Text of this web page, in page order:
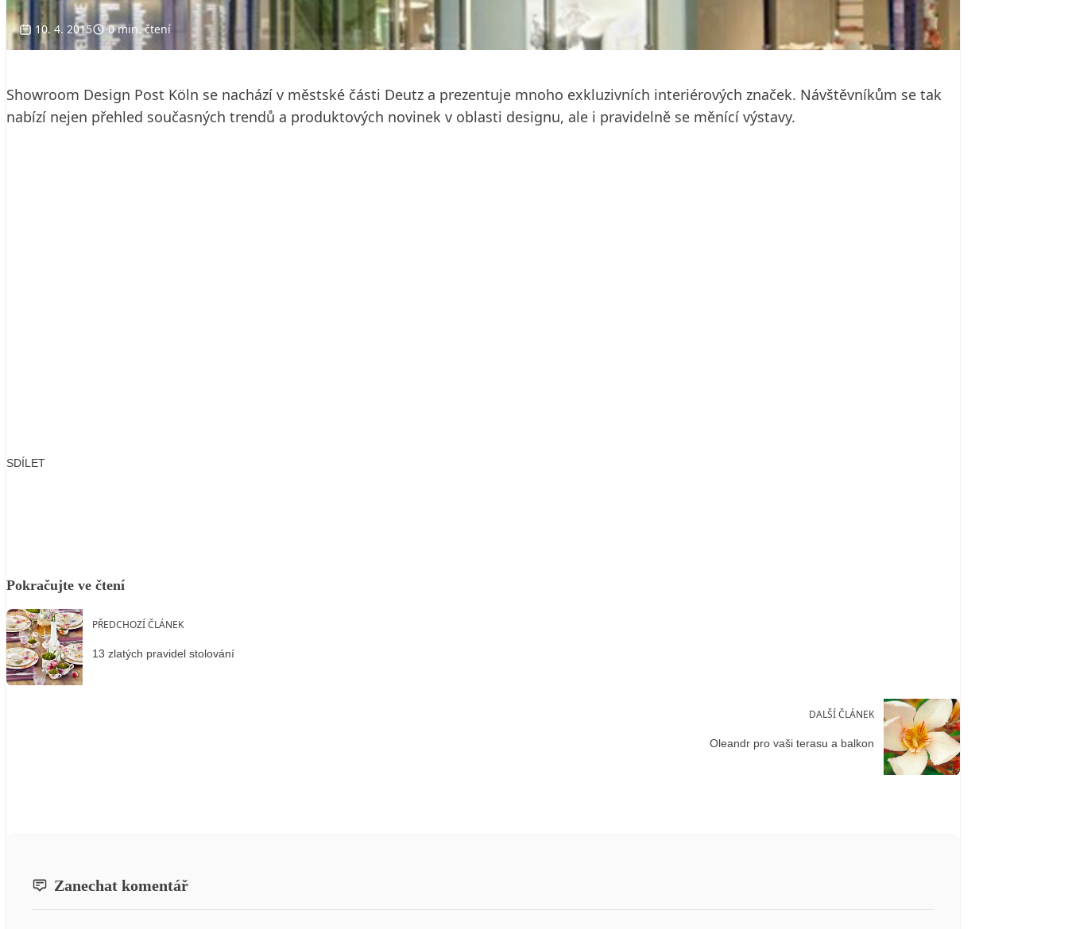
10. 4. 2015 0 min. čtení
Showroom Design Post Köln se nachází v městské části Deutz a prezentuje mnoho exkluzivních interiérových značek. Návštěvníkům se tak
nabízí nejen přehled současných trendů a produktových novinek v oblasti designu, ale i pravidelně se měnící výstavy.
SDÍLET
Pokračujte ve čtení
PŘEDCHOZÍ ČLÁNEK
13 zlatých pravidel stolování
DALŠÍ ČLÁNEK
Oleandr pro vaši terasu a balkon
Zanechat komentář